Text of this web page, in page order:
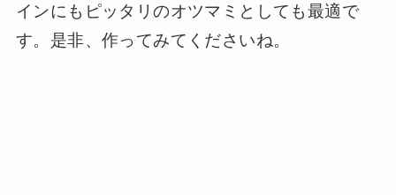
インにもピッタリのオツマミとしても最適で
す。是非、作ってみてくださいね。